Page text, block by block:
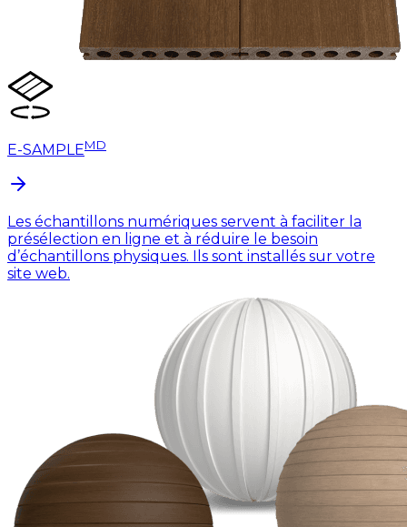
E-SAMPLEMD
Les échantillons numériques servent à faciliter la
présélection en ligne et à réduire le besoin
d’échantillons physiques. Ils sont installés sur votre
site web.